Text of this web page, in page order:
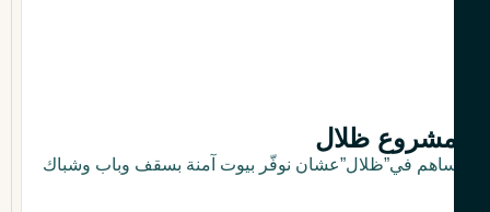
ظلال
في”ظلال”عشان نوفّر بيوت آمنة بسقف وباب وشباك